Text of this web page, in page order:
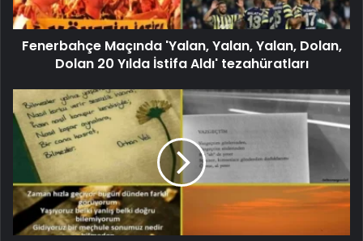
Fenerbahçe Maçında 'Yalan, Yalan, Yalan, Dolan,
Dolan 20 Yılda İstifa Aldı' tezahüratları